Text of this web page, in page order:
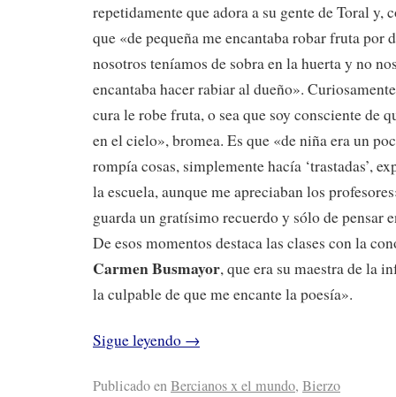
repetidamente que adora a su gente de Toral y,
que «de pequeña me encantaba robar fruta por
nosotros teníamos de sobra en la huerta y no
encantaba hacer rabiar al dueño».
cura le robe fruta, o sea que soy consciente de
en el cielo», bromea. Es que «de niña era un
rompía cosas, simplemente hacía ‘trastadas’,
la escuela, aunque me apreciaban los
guarda un gratísimo recuerdo y sólo de pensar
De esos momentos destaca las clases con la
Carmen Busmayor, que era su maestra de la
la culpable de que me encante la poesía».
Sigue leyendo →
Publicado enBercianos x el mundo, Bierzo